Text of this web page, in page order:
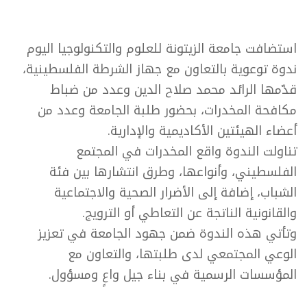
استضافت جامعة الزيتونة للعلوم والتكنولوجيا اليوم
ندوة توعوية بالتعاون مع جهاز الشرطة الفلسطينية،
قدّمها الرائد محمد صلاح الدين وعدد من ضباط
مكافحة المخدرات، بحضور طلبة الجامعة وعدد من
أعضاء الهيئتين الأكاديمية والإدارية.
تناولت الندوة واقع المخدرات في المجتمع
الفلسطيني، وأنواعها، وطرق انتشارها بين فئة
الشباب، إضافة إلى الأضرار الصحية والاجتماعية
والقانونية الناتجة عن التعاطي أو الترويج.
وتأتي هذه الندوة ضمن جهود الجامعة في تعزيز
الوعي المجتمعي لدى طلبتها، والتعاون مع
المؤسسات الرسمية في بناء جيل واعٍ ومسؤول.